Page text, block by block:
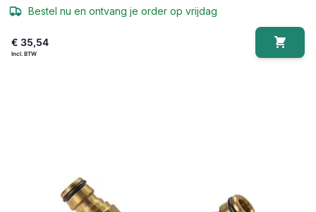
Bestel nu en ontvang je order op vrijdag
€ 35,54